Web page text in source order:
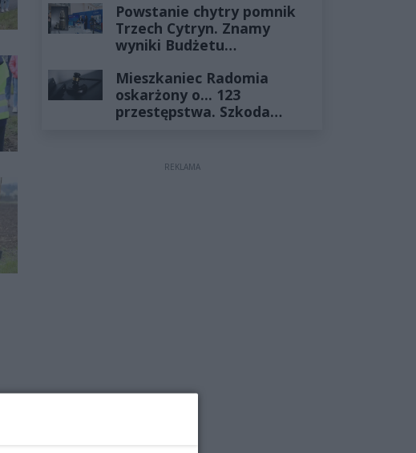
Powstanie chytry pomnik
Trzech Cytryn. Znamy
wyniki Budżetu
Mieszkaniec Radomia
oskarżony o... 123
przestępstwa. Szkoda
REKLAMA